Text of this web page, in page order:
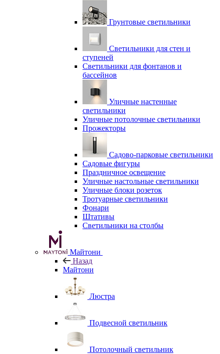
Грунтовые светильники
Светильники для стен и
ступеней
Светильники для фонтанов и
бассейнов
Уличные настенные
светильники
Уличные потолочные светильники
Прожекторы
Садово-парковые светильники
Садовые фигуры
Праздничное освещение
Уличные настольные светильники
Уличные блоки розеток
Тротуарные светильники
Фонари
Штативы
Светильники на столбы
Майтони
Назад
Майтони
Люстра
Подвесной светильник
Потолочный светильник